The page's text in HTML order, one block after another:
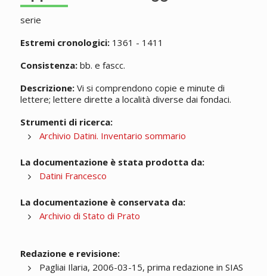
serie
Estremi cronologici:1361 - 1411
Consistenza:bb. e fascc.
Descrizione:Vi si comprendono copie e minute di
lettere; lettere dirette a località diverse dai fondaci.
Strumenti di ricerca:
Archivio Datini. Inventario sommario
La documentazione è stata prodotta da:
Datini Francesco
La documentazione è conservata da:
Archivio di Stato di Prato
Redazione e revisione:
Pagliai Ilaria, 2006-03-15, prima redazione in SIAS